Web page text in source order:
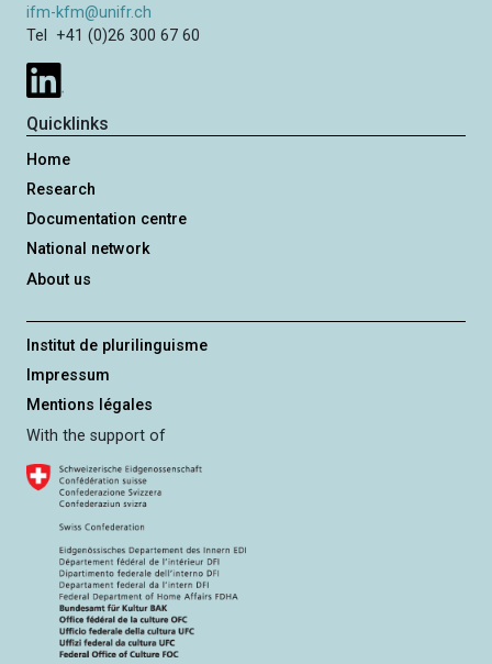
ifm-kfm@unifr.ch
Tel +41 (0)26 300 67 60
Quicklinks
Home
Research
Documentation centre
National network
About us
Institut de plurilinguisme
Impressum
Mentions légales
With the support of